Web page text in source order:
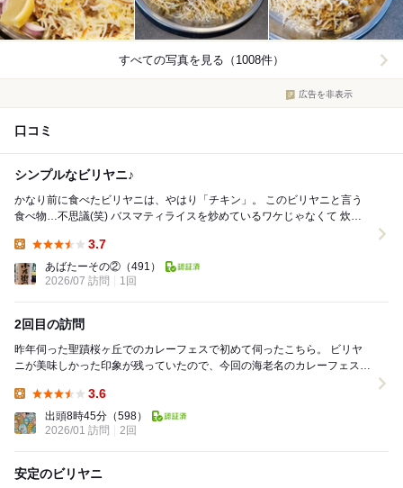
すべての写真を見る（1008件）
広告を非表示
口コミ
シンプルなビリヤニ♪
かなり前に食べたビリヤニは、やはり「チキン」。 このビリヤニと言う
食べ物…不思議(笑) バスマティライスを炒めているワケじゃなくて 炊き
3.7
あばたーその② （491）
2026/07 訪問
1回
2回目の訪問
昨年伺った聖蹟桜ヶ丘でのカレーフェスで初めて伺ったこちら。 ビリヤ
ニが美味しかった印象が残っていたので、今回の海老名のカレーフェスに
3.6
出頭8時45分 （598）
2026/01 訪問
2回
安定のビリヤニ